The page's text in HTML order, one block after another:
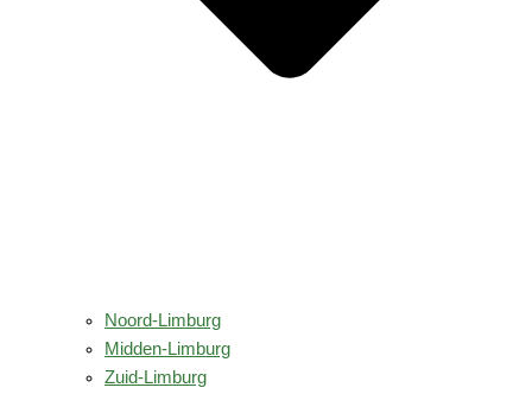
Noord-Limburg
Midden-Limburg
Zuid-Limburg